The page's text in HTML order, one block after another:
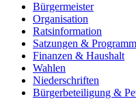
Bürgermeister
Organisation
Ratsinformation
Satzungen &
Finanzen & Haushalt
Wahlen
Niederschriften
Bürgerbeteiligung &